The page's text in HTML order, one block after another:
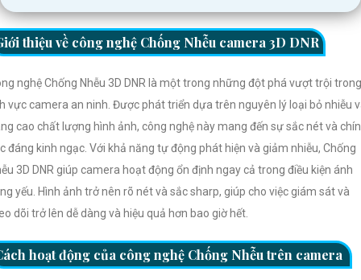
thiệu về công nghệ Chống Nhễu camera 3D DNR
nghệ Chống Nhễu 3D DNR là một trong những đột phá vượt trội trong
vực camera an ninh. Được phát triển dựa trên nguyên lý loại bỏ nhiễu
cao chất lượng hình ảnh, công nghệ này mang đến sự sắc nét và
đáng kinh ngạc. Với khả năng tự động phát hiện và giảm nhiễu, Chống
3D DNR giúp camera hoạt động ổn định ngay cả trong điều kiện ánh
yếu. Hình ảnh trở nên rõ nét và sắc sharp, giúp cho việc giám sát và
dõi trở lên dễ dàng và hiệu quả hơn bao giờ hết.
hoạt động của công nghệ Chống Nhễu trên camera